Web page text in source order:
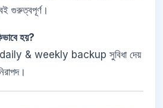
গুরুত্বপূর্ণ।
হয়?
& weekly backup সুবিধা দেয়